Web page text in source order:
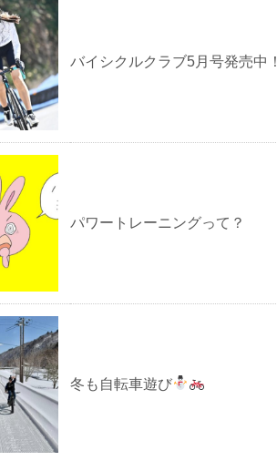
バイシクルクラブ5月号発売中！
パワートレーニングって？
冬も自転車遊び